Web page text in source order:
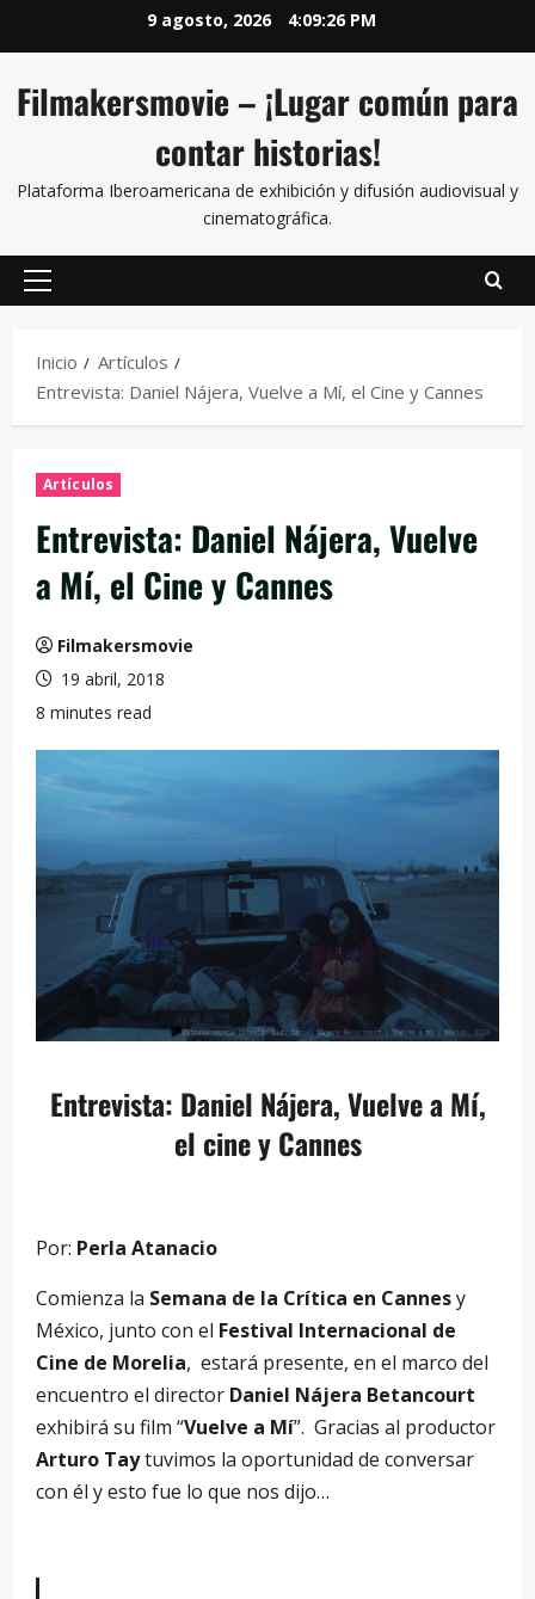
9 agosto, 2026 4:09:27 PM
Filmakersmovie – ¡Lugar común para
contar historias!
Plataforma Iberoamericana de exhibición y difusión audiovisual y
cinematográfica.
Inicio
Artículos
Entrevista: Daniel Nájera, Vuelve a Mí, el Cine y Cannes
Artículos
Entrevista: Daniel Nájera, Vuelve
a Mí, el Cine y Cannes
Filmakersmovie
19 abril, 2018
8 minutes read
Entrevista: Daniel Nájera, Vuelve a Mí,
el cine y Cannes
Por: Perla Atanacio
Comienza la Semana de la Crítica en Cannesy
México, junto con el Festival Internacional de
Cine de Morelia, estará presente, en el marco del
encuentro el director Daniel Nájera Betancourt
exhibirá su film “Vuelve a Mí”. Gracias al productor
Arturo Taytuvimos la oportunidad de conversar
con él y esto fue lo que nos dijo…